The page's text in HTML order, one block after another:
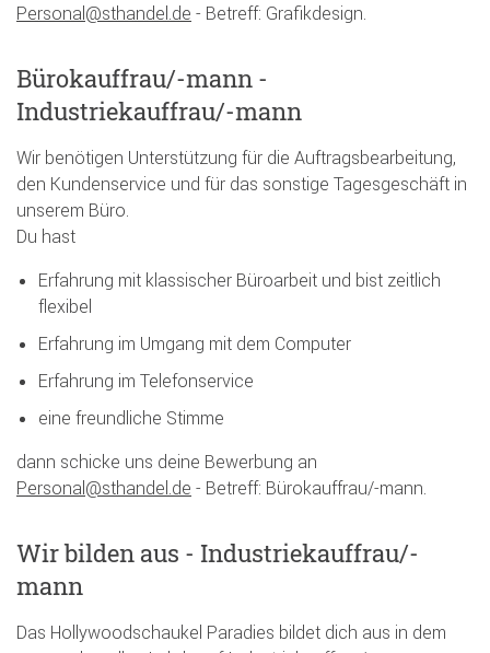
Personal@sthandel.de - Betreff: Grafikdesign.
Bürokauffrau/-mann -
Industriekauffrau/-mann
Wir benötigen Unterstützung für die Auftragsbearbeitung,
den Kundenservice und für das sonstige Tagesgeschäft in
unserem Büro.
Du hast
Erfahrung mit klassischer Büroarbeit und bist zeitlich
flexibel
Erfahrung im Umgang mit dem Computer
Erfahrung im Telefonservice
eine freundliche Stimme
dann schicke uns deine Bewerbung an
Personal@sthandel.de - Betreff: Bürokauffrau/-mann.
Wir bilden aus - Industriekauffrau/-
mann
Das Hollywoodschaukel Paradies bildet dich aus in dem